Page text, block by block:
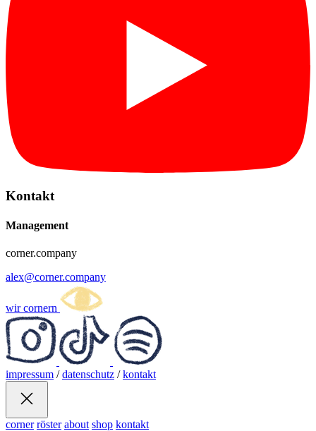
Kontakt
Management
corner.company
alex@corner.company
wir cornern
impressum /datenschutz /kontakt
corner röster about shop kontakt